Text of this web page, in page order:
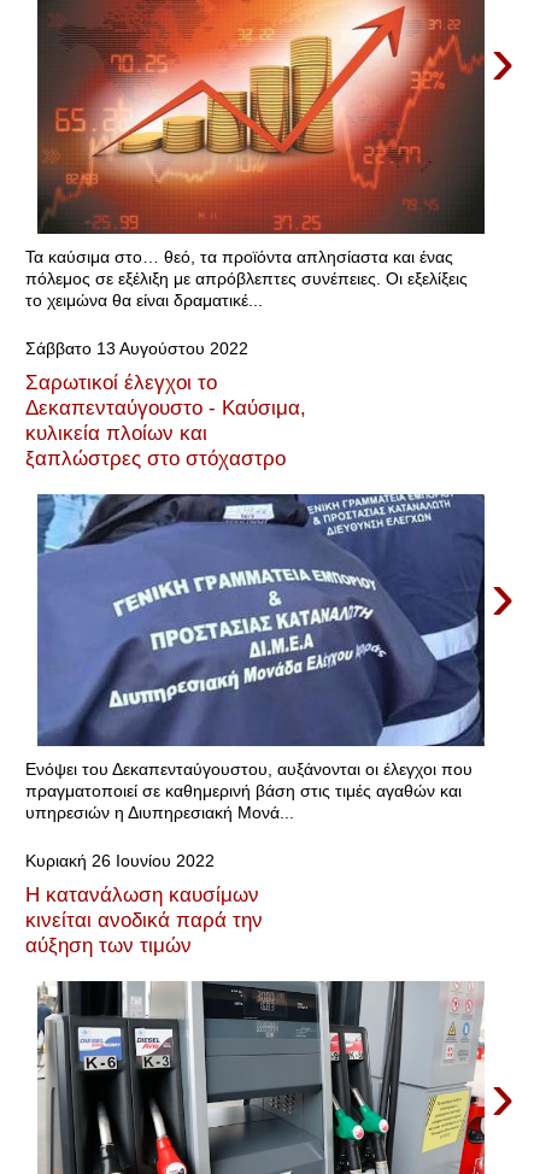
›
Τα καύσιμα στο… θεό, τα προϊόντα απλησίαστα και ένας
πόλεμος σε εξέλιξη με απρόβλεπτες συνέπειες. Οι εξελίξεις
το χειμώνα θα είναι δραματικέ...
Σάββατο 13 Αυγούστου 2022
Σαρωτικοί έλεγχοι το
Δεκαπενταύγουστο - Καύσιμα,
κυλικεία πλοίων και
ξαπλώστρες στο στόχαστρο
›
Ενόψει του Δεκαπενταύγουστου, αυξάνονται οι έλεγχοι που
πραγματοποιεί σε καθημερινή βάση στις τιμές αγαθών και
υπηρεσιών η Διυπηρεσιακή Μονά...
Κυριακή 26 Ιουνίου 2022
Η κατανάλωση καυσίμων
κινείται ανοδικά παρά την
αύξηση των τιμών
›